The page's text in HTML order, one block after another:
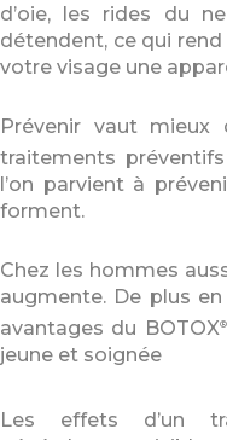
d’oie, les rides du
détendent, ce qui
votre visage une
Prévenir vaut mieux
traitements
l’on parvient à
forment.
Chez les hommes
augmente. De plus
avantages du BOTOX®
jeune et soignée
Les effets d’un